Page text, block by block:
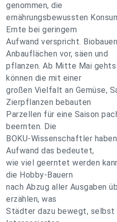
genommen, die
ernährungsbewussten
Ernte bei geringem
Aufwand verspricht.
Anbauflächen vor, säen und
pflanzen. Ab Mitte Mai gehts
können die mit einer
großen Vielfalt an Gemüse,
Zierpflanzen bebauten
Parzellen für eine Saison
beernten. Die
BOKU-Wissenschaftler
Aufwand das bedeutet,
wie viel geerntet werden
die Hobby-Bauern
nach Abzug aller Ausgaben
erzählen, was
Städter dazu bewegt, selbst